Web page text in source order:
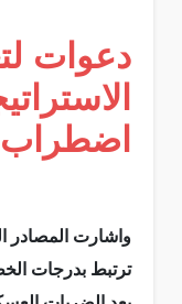
دعوات
اضطراب
واشارت المصادر
ترتبط بدرجات